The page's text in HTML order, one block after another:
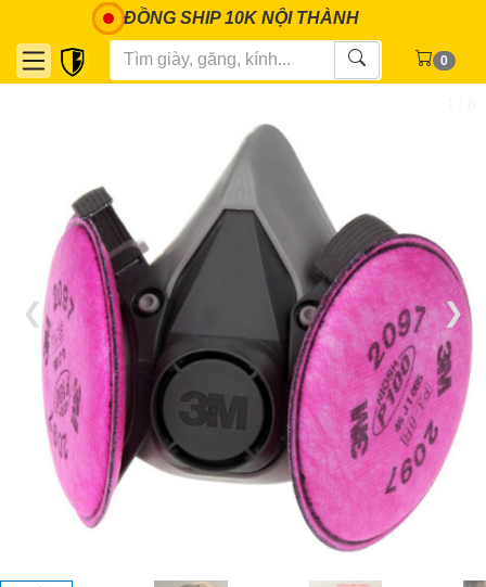
ĐỒNG SHIP 10K NỘI THÀNH
0
❮ ❯